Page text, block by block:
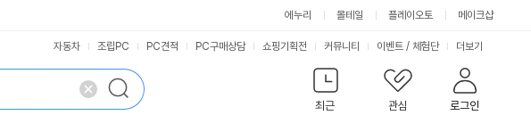
에누리 몰테일 플레이오토 메이크샵
최근 관심 로그인
자동차 조립PC PC견적 PC구매상담 쇼핑기획전 커뮤니티 이벤트 / 체험단 더보기